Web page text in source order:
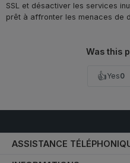
SSL et désactiver les services
prêt à affronter les menaces de
Was this
👍Yes0
ASSISTANCE